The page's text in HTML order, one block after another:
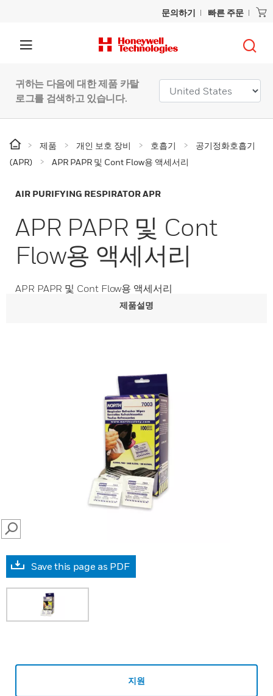
문의하기 빠른 주문
귀하는 다음에 대한 제품 카탈
로그를 검색하고 있습니다.
제품 개인 보호 장비 호흡기
공기정화호흡기
(APR)
APR PAPR 및 Cont Flow용 액세서리
AIR PURIFYING RESPIRATOR APR
APR PAPR 및 Cont
Flow용 액세서리
APR PAPR 및 Cont Flow용 액세서리
제품설명
SEARCH
Save this page as PDF
지원